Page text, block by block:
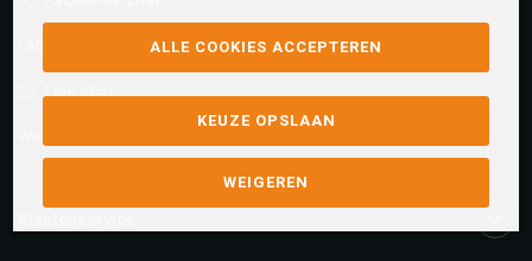
facebook.com/SchuurmanSchoenen
Live chat
ALLE COOKIES ACCEPTEREN
KEUZE OPSLAAN
WEIGEREN